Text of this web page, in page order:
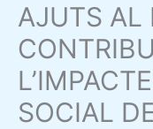
AJUTS AL
SOCIAL